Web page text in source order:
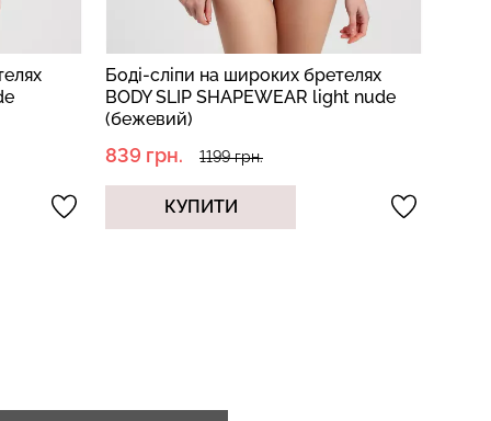
Боді-сліпи на широких бретелях
BODY SLIP SHAPEWEAR light nude
(бежевий)
839 грн. 1199 грн.
КУПИТИ